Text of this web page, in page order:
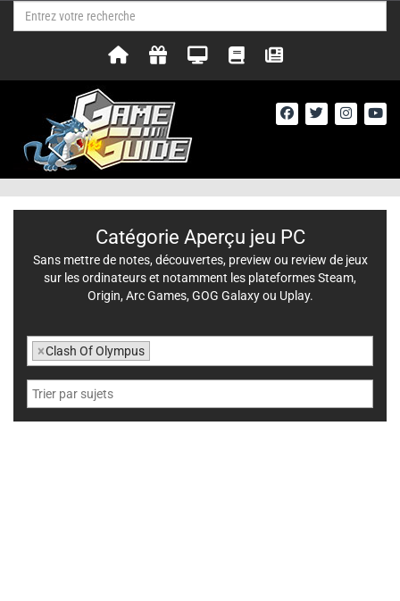
Catégorie Aperçu jeu PC
Sans mettre de notes, découvertes, preview ou review de jeux
sur les ordinateurs et notamment les plateformes Steam,
Origin, Arc Games, GOG Galaxy ou Uplay.
×Clash Of Olympus